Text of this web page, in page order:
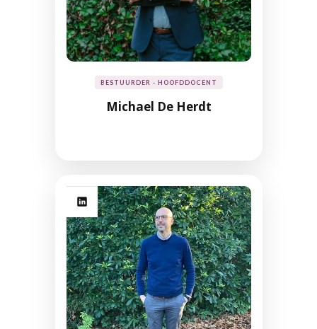
BESTUURDER - HOOFDDOCENT
Michael De Herdt